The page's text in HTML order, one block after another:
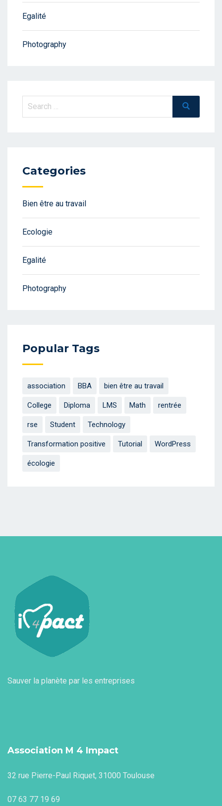
Egalité
Photography
Search
Search
Categories
Bien être au travail
Ecologie
Egalité
Photography
Popular Tags
association BBA bien être au travail
College Diploma LMS Math rentrée
rse Student Technology
Transformation positive Tutorial WordPress
écologie
Sauver la planète par les entreprises
Association M 4 Impact
32 rue Pierre-Paul Riquet, 31000 Toulouse
07 63 77 19 69